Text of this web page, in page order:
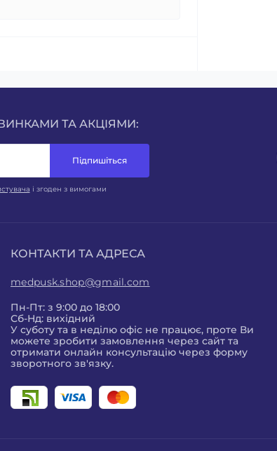
ТА АКЦІЯМИ:
Підпишіться
і згоден з вимогами
КОНТАКТИ ТА АДРЕСА
medpusk.shop@gmail.com
Пн-Пт: з 9:00 до 18:00
Сб-Нд: вихідний
У суботу та в неділю офіс не працює, проте Ви
можете зробити замовлення через сайт та
отримати онлайн консультацію через форму
зворотного зв'язку.